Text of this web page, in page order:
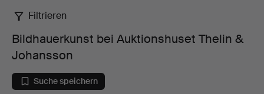
Bildhauerkunst
bei
Auktionshuset
Filtrieren
Bildhauerkunst bei Auktionshuset Thelin &
Johansson
Suche speichern